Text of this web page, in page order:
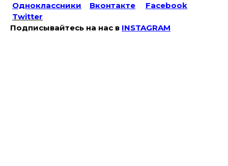
Одноклассники
Вконтакте
Facebook
Twitter
Подписывайтесь на наc в INSTAGRAM